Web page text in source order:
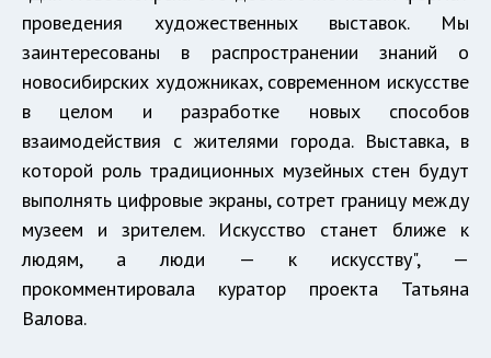
проведения художественных выставок. Мы
заинтересованы в распространении знаний о
новосибирских художниках, современном искусстве
в целом и разработке новых способов
взаимодействия с жителями города. Выставка, в
которой роль традиционных музейных стен будут
выполнять цифровые экраны, сотрет границу между
музеем и зрителем. Искусство станет ближе к
людям, а люди — к искусству", —
прокомментировала куратор проекта Татьяна
Валова.